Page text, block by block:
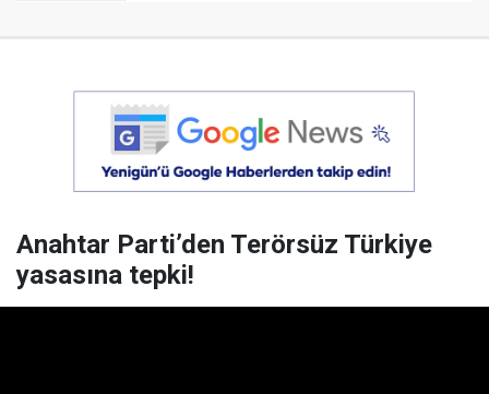
Anahtar Parti’den Terörsüz Türkiye
yasasına tepki!